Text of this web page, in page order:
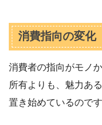
消費指向の変化
消費者の指向がモノ
所有よりも、魅力あ
置き始めているのです